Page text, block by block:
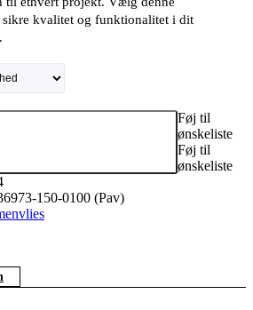
kvalitet og funktionalitet i dit
Føj til
ønskeliste
Føj til
ønskeliste
150-0100 (Pav)